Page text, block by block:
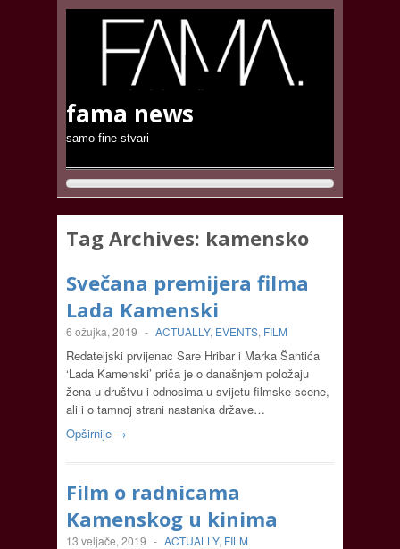
fama news
samo fine stvari
Tag Archives: kamensko
Svečana premijera filma
Lada Kamenski
6 ožujka, 2019 - ACTUALLY, EVENTS, FILM
Redateljski prvijenac Sare Hribar i Marka Šantića
‘Lada Kamenski’ priča je o današnjem položaju
žena u društvu i odnosima u svijetu filmske scene,
ali i o tamnoj strani nastanka države…
Opširnije →
Film o radnicama
Kamenskog u kinima
13 veljače, 2019 - ACTUALLY, FILM